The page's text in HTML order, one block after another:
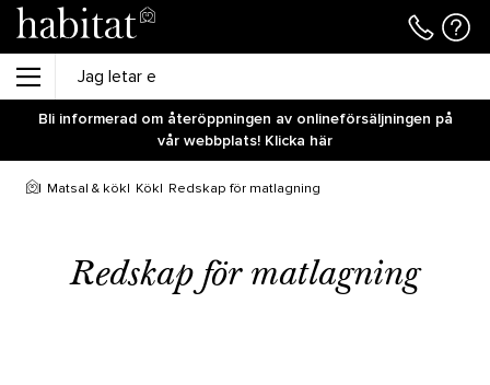
Bli informerad om återöppningen av onlineförsäljningen på
vår webbplats! Klicka här
Matsal & kök Kök Redskap för matlagning
Redskap för matlagning